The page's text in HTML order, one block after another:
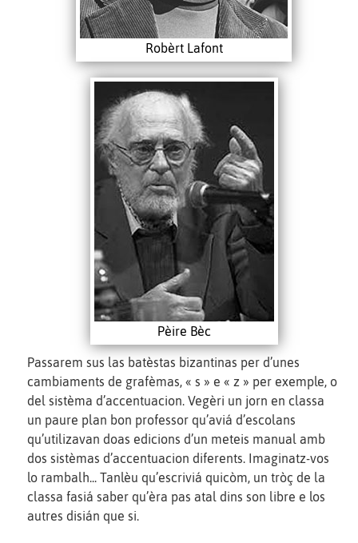
Robèrt Lafont
Pèire Bèc
Passarem sus las batèstas bizantinas per d’unes
cambiaments de grafèmas, « s » e « z » per exemple, o
del sistèma d’accentuacion. Vegèri un jorn en classa
un paure plan bon professor qu’aviá d’escolans
qu’utilizavan doas edicions d’un meteis manual amb
dos sistèmas d’accentuacion diferents. Imaginatz-vos
lo rambalh... Tanlèu qu’escriviá quicòm, un tròç de la
classa fasiá saber qu’èra pas atal dins son libre e los
autres disián que si.